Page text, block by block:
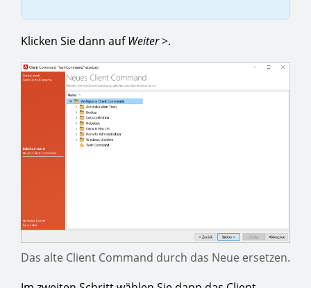
Klicken Sie dann aufWeiter >.
Das alte Client Command durch das Neue ersetzen.